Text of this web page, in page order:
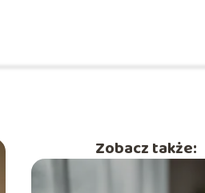
Zobacz także: